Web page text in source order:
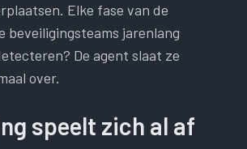
Elke fase van de
beveiligingsteams jarenlang
De agent slaat ze
over.
speelt zich al af